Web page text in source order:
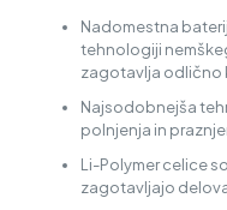
Nadomestna
tehnologiji
zagotavlja odlično
Najsodobnejša
polnjenja in
Li-Polymer celice
zagotavljajo